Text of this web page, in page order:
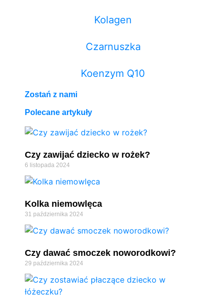
Kolagen
Czarnuszka
Koenzym Q10
Zostań z nami
Polecane artykuły
Czy zawijać dziecko w rożek?
6 listopada 2024
Kolka niemowlęca
31 października 2024
Czy dawać smoczek noworodkowi?
29 października 2024